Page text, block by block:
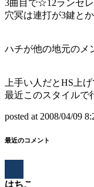
3曲目で☆12ランセ
穴冥は連打が3鍵と
ハチが他の地元のメ
上手い人だとHS上
最近このスタイルで
posted at 2008/04/09
最近のコメント
はちこ